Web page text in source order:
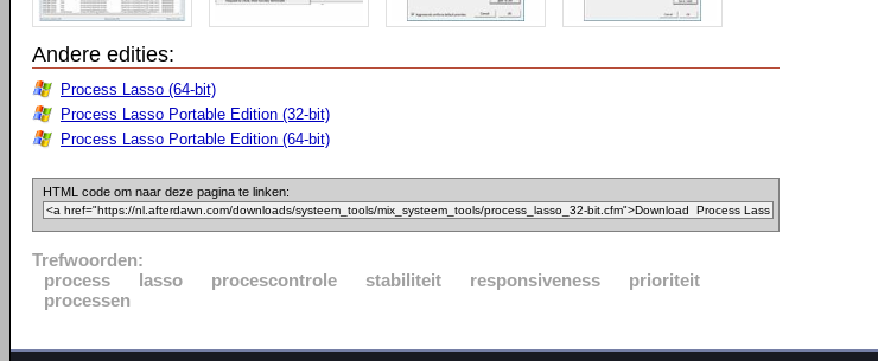
Andere edities:
Process Lasso (64-bit)
Process Lasso Portable Edition (32-bit)
Process Lasso Portable Edition (64-bit)
HTML code om naar deze pagina te linken:
Trefwoorden:
process
lasso procescontrole stabiliteit responsiveness
prioriteit
processen